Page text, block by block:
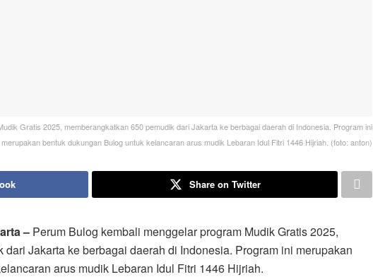
Gratis 2025, memberangkatkan 650 pemudik dari Jakarta ke berbagai daerah di Indonesia. Program ini
merupakan bentuk dukungan Bulog untuk kelancaran arus mudik Lebaran Idul Fitri 1446 Hijriah. (foto: anton)
Share on Twitter
– Perum Bulog kembali menggelar program Mudik Gratis 2025,
dari Jakarta ke berbagai daerah di Indonesia. Program ini merupakan
arus mudik Lebaran Idul Fitri 1446 Hijriah.